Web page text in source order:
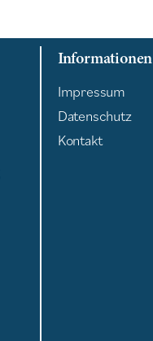
Informationen
Impressum
Datenschutz
Kontakt